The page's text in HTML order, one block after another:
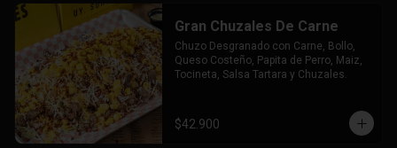
Gran Chuzales De Carne
Chuzo Desgranado con Carne, Bollo,
Queso Costeño, Papita de Perro, Maiz,
Tocineta, Salsa Tartara y Chuzales.
$42.900